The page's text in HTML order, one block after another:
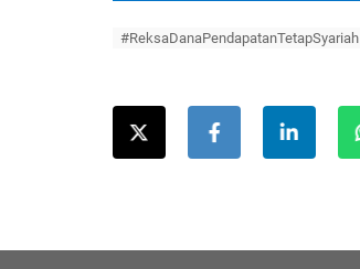
#ReksaDanaPendapatanTetapSyariah